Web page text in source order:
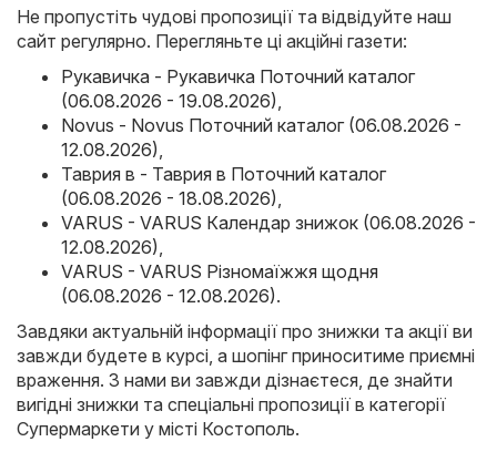
Не пропустіть чудові пропозиції та відвідуйте наш
сайт регулярно. Перегляньте ці акційні газети:
Рукавичка - Рукавичка Поточний каталог
(06.08.2026 - 19.08.2026),
Novus - Novus Поточний каталог (06.08.2026 -
12.08.2026),
Таврия в - Таврия в Поточний каталог
(06.08.2026 - 18.08.2026),
VARUS - VARUS Календар знижок (06.08.2026 -
12.08.2026),
VARUS - VARUS Різномаїжжя щодня
(06.08.2026 - 12.08.2026).
Завдяки актуальній інформації про знижки та акції ви
завжди будете в курсі, а шопінг приноситиме приємні
враження. З нами ви завжди дізнаєтеся, де знайти
вигідні знижки та спеціальні пропозиції в категорії
Супермаркети у місті Костополь.